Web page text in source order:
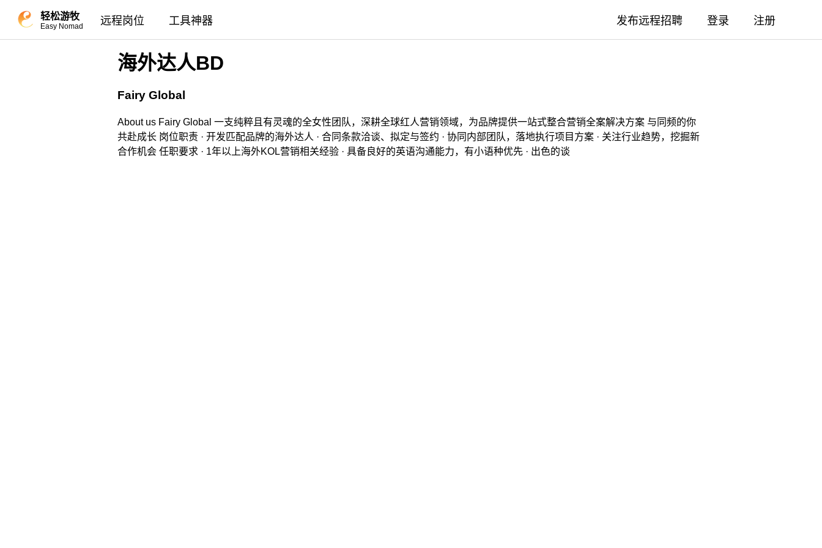
轻松游牧
Easy Nomad 远程岗位 工具神器 发布远程招聘 登录 注册
海外达人BD
Fairy Global
About us Fairy Global 一支纯粹且有灵魂的全女性团队，深耕全球红人营销领域，为品牌提供一站式整合营销全案解决方案 与同频的你
共赴成长 岗位职责 · 开发匹配品牌的海外达人 · 合同条款洽谈、拟定与签约 · 协同内部团队，落地执行项目方案 · 关注行业趋势，挖掘新
合作机会 任职要求 · 1年以上海外KOL营销相关经验 · 具备良好的英语沟通能力，有小语种优先 · 出色的谈